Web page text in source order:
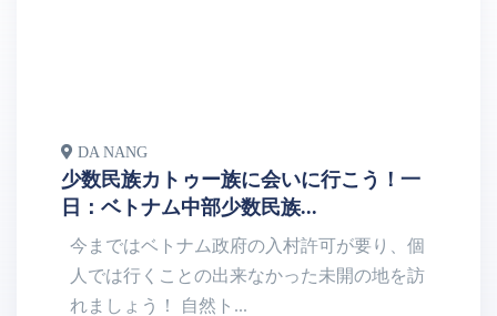
DA NANG
少数民族カトゥー族に会いに行こう！一
日：ベトナム中部少数民族...
今まではベトナム政府の入村許可が要り、個
人では行くことの出来なかった未開の地を訪
れましょう！ 自然ト...